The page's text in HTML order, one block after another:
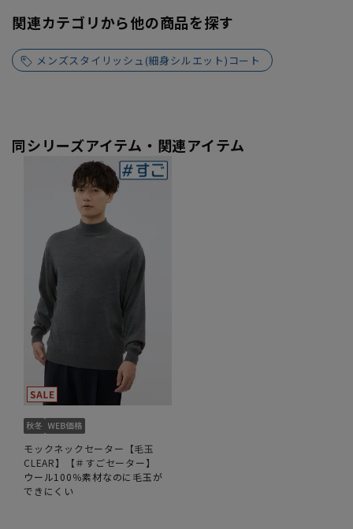
関連カテゴリから他の商品を探す
メンズスタイリッシュ(細身シルエット)コート
同シリーズアイテム・関連アイテム
モックネックセーター【毛玉
CLEAR】【＃すごセーター】
ウール100％素材なのに毛玉が
できにくい